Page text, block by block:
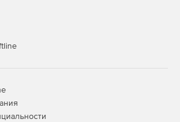
контента сайта.
создание карты сайта и оглавления
по контенту.